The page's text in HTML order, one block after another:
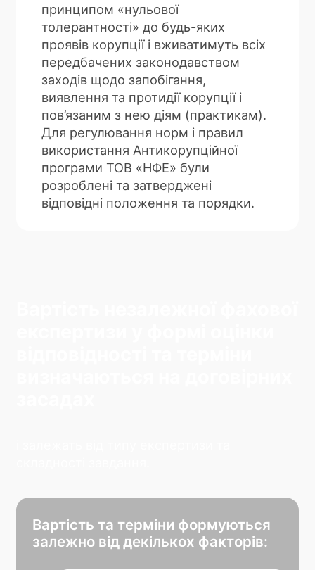
принципом «нульової
толерантності» до будь-яких
проявів корупції і вживатимуть всіх
передбачених законодавством
заходів щодо запобігання,
виявлення та протидії корупції і
пов’язаним з нею діям (практикам).
Для регулювання норм і правил
використання Антикорупційної
програми ТОВ «НФЕ» були
розроблені та затверджені
відповідні положення та порядки.
Вартість та терміни формуються
залежно від декількох факторів: